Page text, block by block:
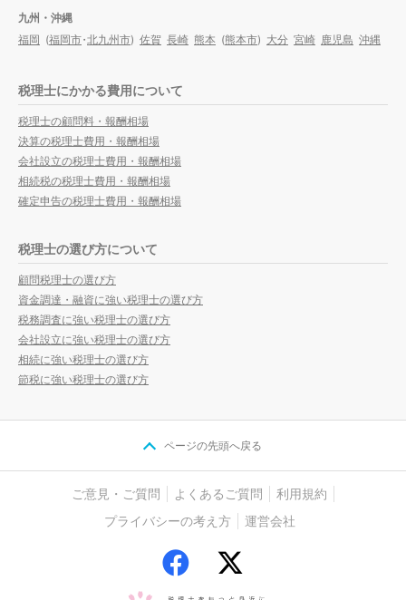
九州・沖縄
福岡 (福岡市・北九州市) 佐賀 長崎 熊本 (熊本市) 大分 宮崎 鹿児島 沖縄
税理士にかかる費用について
税理士の顧問料・報酬相場
決算の税理士費用・報酬相場
会社設立の税理士費用・報酬相場
相続税の税理士費用・報酬相場
確定申告の税理士費用・報酬相場
税理士の選び方について
顧問税理士の選び方
資金調達・融資に強い税理士の選び方
税務調査に強い税理士の選び方
会社設立に強い税理士の選び方
相続に強い税理士の選び方
節税に強い税理士の選び方
ページの先頭へ戻る
ご意見・ご質問 よくあるご質問
利用規約
プライバシーの考え方
運営会社